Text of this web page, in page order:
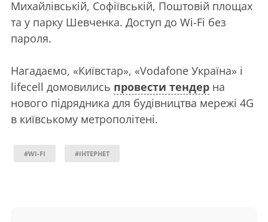
Михайлівській, Софіївській, Поштовій площах
та у парку Шевченка. Доступ до Wi-Fi без
пароля.
Нагадаємо, «Київстар», «Vodafone Україна» і
lifecell домовились провести тендер на
нового підрядника для будівництва мережі 4G
в київському метрополітені.
#WI-FI #ІНТЕРНЕТ